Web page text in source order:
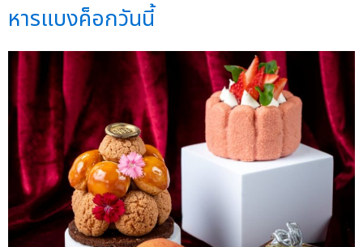
หารแบงค็อกวันนี้